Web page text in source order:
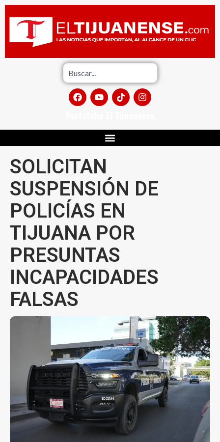
SOLICITAN
SUSPENSIÓN DE
POLICÍAS EN
TIJUANA POR
PRESUNTAS
INCAPACIDADES
FALSAS